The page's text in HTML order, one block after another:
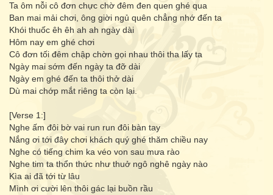
Ta ôm nỗi cô đơn chực chờ đêm đen quen ghé qua
Ban mai mải chơi, ông giời ngủ quên chẳng nhớ đến ta
Khói thuốc êh êh ah ah ngày dài
Hôm nay em ghé chơi
Cô đơn tối đêm chập chờn gọi nhau thôi tha lấy ta
Ngày mai sớm đến ngày ta đỡ dài
Ngày em ghé đến ta thôi thở dài
Dù mai chớp mắt riêng ta còn lại.
[Verse 1:]
Nghe ấm đôi bờ vai run run đôi bàn tay
Nắng ơi tới đây chơi khách quý ghé thăm chiều nay
Nghe có tiếng chim ka véo von sau mưa rào
Nghe tim ta thổn thức như thuở ngô nghê ngày nào
Kìa ai đã tới từ lâu
Mình ơi cười lên thôi gác lại buồn rầu